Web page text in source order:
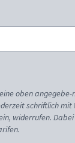
oben
schriftlich
widerrufen.